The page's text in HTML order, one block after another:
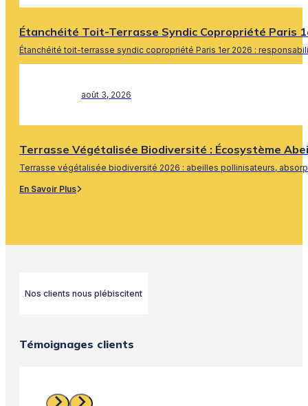
Étanchéité Toit-Terrasse Syndic Copropriété Paris
Étanchéité toit-terrasse syndic copropriété Paris 1er 2026 :
août 3, 2026
Terrasse Végétalisée Biodiversité : Écosystème
Terrasse végétalisée biodiversité 2026 : abeilles pollinisateurs,
En Savoir Plus
Nos clients nous plébiscitent
Témoignages clients